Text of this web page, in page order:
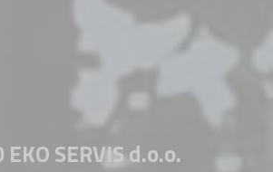
EKO SERVIS d.o.o.